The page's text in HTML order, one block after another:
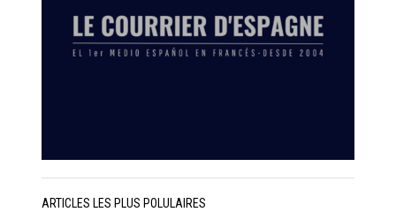
ARTICLES LES PLUS POLULAIRES